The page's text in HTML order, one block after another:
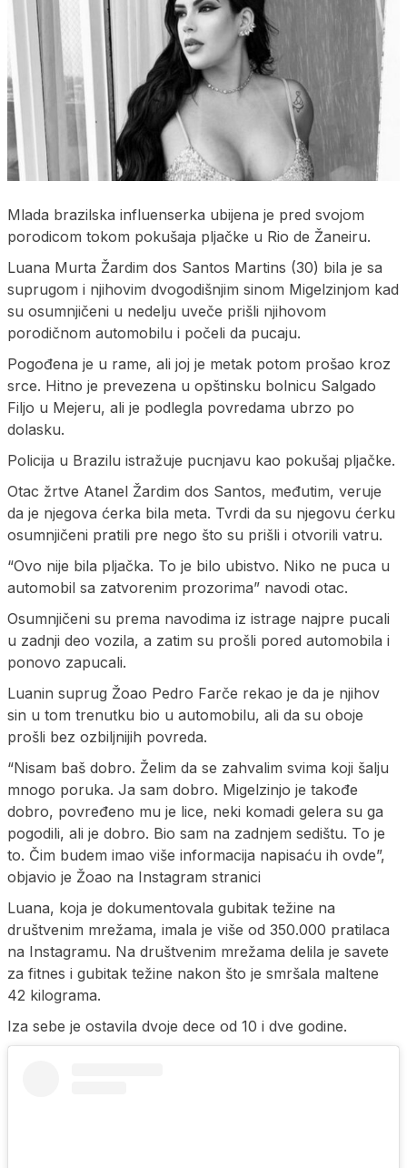
Mlada brazilska influenserka ubijena je pred svojom
porodicom tokom pokušaja pljačke u Rio de Žaneiru.
Luana Murta Žardim dos Santos Martins (30) bila je sa
suprugom i njihovim dvogodišnjim sinom Migelzinjom kad
su osumnjičeni u nedelju uveče prišli njihovom
porodičnom automobilu i počeli da pucaju.
Pogođena je u rame, ali joj je metak potom prošao kroz
srce. Hitno je prevezena u opštinsku bolnicu Salgado
Filjo u Mejeru, ali je podlegla povredama ubrzo po
dolasku.
Policija u Brazilu istražuje pucnjavu kao pokušaj pljačke.
Otac žrtve Atanel Žardim dos Santos, međutim, veruje
da je njegova ćerka bila meta. Tvrdi da su njegovu ćerku
osumnjičeni pratili pre nego što su prišli i otvorili vatru.
“Ovo nije bila pljačka. To je bilo ubistvo. Niko ne puca u
automobil sa zatvorenim prozorima” navodi otac.
Osumnjičeni su prema navodima iz istrage najpre pucali
u zadnji deo vozila, a zatim su prošli pored automobila i
ponovo zapucali.
Luanin suprug Žoao Pedro Farče rekao je da je njihov
sin u tom trenutku bio u automobilu, ali da su oboje
prošli bez ozbiljnijih povreda.
“Nisam baš dobro. Želim da se zahvalim svima koji šalju
mnogo poruka. Ja sam dobro. Migelzinjo je takođe
dobro, povređeno mu je lice, neki komadi gelera su ga
pogodili, ali je dobro. Bio sam na zadnjem sedištu. To je
to. Čim budem imao više informacija napisaću ih ovde”,
objavio je Žoao na Instagram stranici
Luana, koja je dokumentovala gubitak težine na
društvenim mrežama, imala je više od 350.000 pratilaca
na Instagramu. Na društvenim mrežama delila je savete
za fitnes i gubitak težine nakon što je smršala maltene
42 kilograma.
Iza sebe je ostavila dvoje dece od 10 i dve godine.